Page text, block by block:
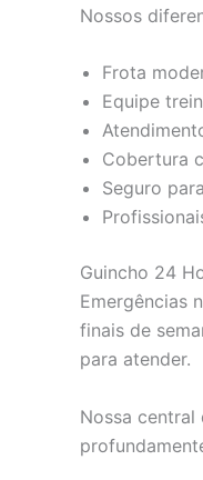
Nossos
Frota
Equipe
Cobertura
Seguro
Guincho 24
Emergências
finais de
para atender.
Nossa